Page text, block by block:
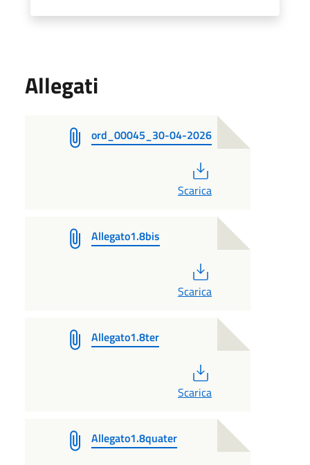
Allegati
ord_00045_30-04-2026
Scarica
Allegato1.8bis
Scarica
Allegato1.8ter
Scarica
Allegato1.8quater